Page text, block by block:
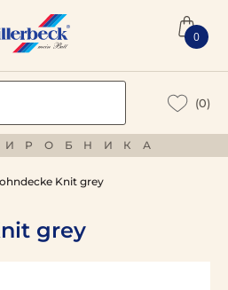
0
(0)
Knit grey
grey